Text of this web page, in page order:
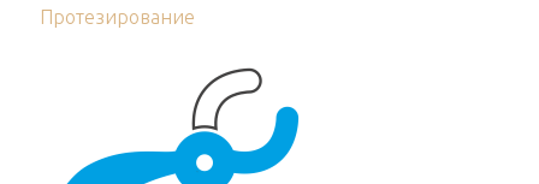
Протезирование